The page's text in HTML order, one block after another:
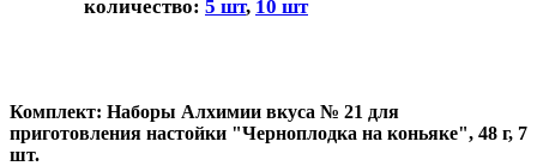
количество: 5 шт, 10 шт
Комплект: Наборы Алхимии вкуса № 21 для
приготовления настойки "Черноплодка на коньяке", 48 г, 7
шт.